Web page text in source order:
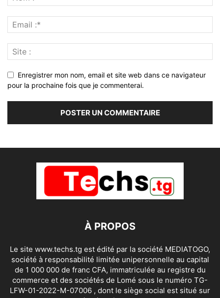
Enregistrer mon nom, email et site web dans ce navigateur
pour la prochaine fois que je commenterai.
À PROPOS
Le site www.techs.tg est édité par la société MEDIATOGO,
société à responsabilité limitée unipersonnelle au capital
de 1 000 000 de franc CFA, immatriculée au registre du
commerce et des sociétés de Lomé sous le numéro TG-
LFW-01-2022-M-07006 , dont le siège social est situé sur